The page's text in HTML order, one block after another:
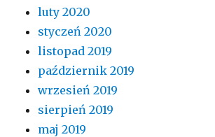
luty 2020
styczeń 2020
listopad 2019
październik 2019
wrzesień 2019
sierpień 2019
maj 2019